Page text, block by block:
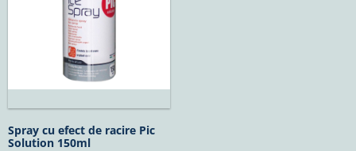
Spray cu efect de racire Pic
Solution 150ml